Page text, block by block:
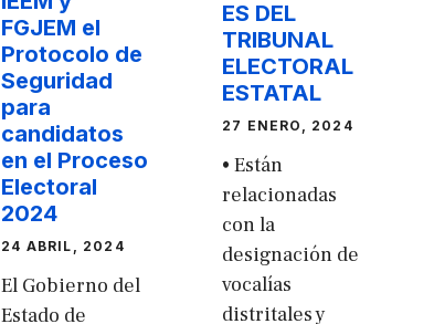
FGJEM el
Protocolo de
Seguridad
para
candidatos
en el Proceso
Electoral
2024
24 ABRIL, 2024
El Gobierno del
Estado de
ES DEL
TRIBUNAL
ELECTORAL
ESTATAL
27 ENERO, 2024
• Están
relacionadas
con la
designación de
vocalías
distritales y